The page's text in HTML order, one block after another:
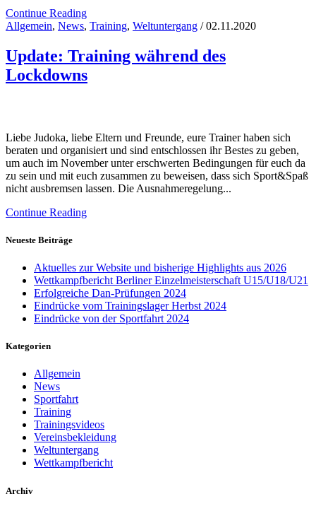
Continue Reading
Allgemein, News, Training, Weltuntergang / 02.11.2020
Update: Training während des
Lockdowns
Liebe Judoka, liebe Eltern und Freunde, eure Trainer haben sich
beraten und organisiert und sind entschlossen ihr Bestes zu geben,
um auch im November unter erschwerten Bedingungen für euch da
zu sein und mit euch zusammen zu beweisen, dass sich Sport&Spaß
nicht ausbremsen lassen. Die Ausnahmeregelung...
Continue Reading
Neueste Beiträge
Aktuelles zur Website und bisherige Highlights aus 2026
Wettkampfbericht Berliner Einzelmeisterschaft U15/U18/U21
Erfolgreiche Dan-Prüfungen 2024
Eindrücke vom Trainingslager Herbst 2024
Eindrücke von der Sportfahrt 2024
Kategorien
Allgemein
News
Sportfahrt
Training
Trainingsvideos
Vereinsbekleidung
Weltuntergang
Wettkampfbericht
Archiv